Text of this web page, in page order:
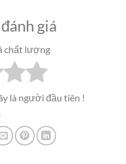
giá
chất lượng
là người đầu tiên !